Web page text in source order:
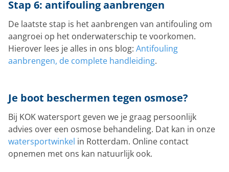
Stap 6: antifouling aanbrengen
De laatste stap is het aanbrengen van antifouling om
aangroei op het onderwaterschip te voorkomen.
Hierover lees je alles in ons blog: Antifouling
aanbrengen, de complete handleiding.
Je boot beschermen tegen osmose?
Bij KOK watersport geven we je graag persoonlijk
advies over een osmose behandeling. Dat kan in onze
watersportwinkel in Rotterdam. Online contact
opnemen met ons kan natuurlijk ook.